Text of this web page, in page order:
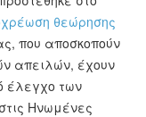
θεώρησης
που αποσκοπούν
απειλών, έχουν
έλεγχο των
Ηνωμένες